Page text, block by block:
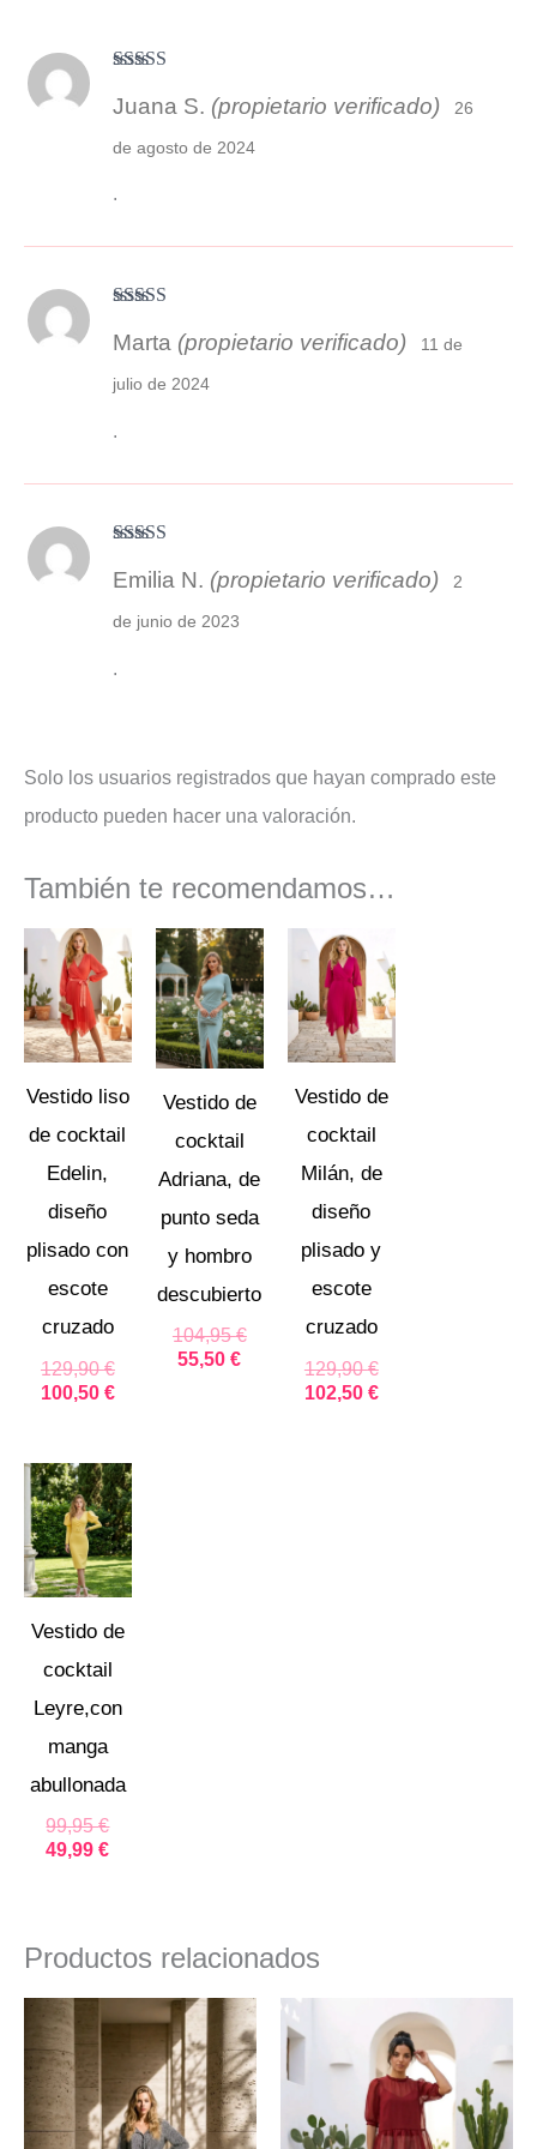
5 de 5
Juana S. (propietario verificado) 26
de agosto de 2024
.
con3
Marta (propietario verificado) 11 de
julio de 2024
.
5de 5
Emilia N. (propietario verificado) 2
de junio de 2023
.
Solo los usuarios registrados que hayan comprado este
producto pueden hacer una valoración.
También te recomendamos…
Vestido liso
de cocktail
Edelin,
diseño
plisado con
escote
cruzado
129,90€
El
precio
original
era:
129,90 €.
100,50 €
El
precio
actual
es:
100,50 €.
Vestido de
cocktail
Adriana, de
punto seda
y hombro
descubierto
104,95€
El
precio
original
era:
104,95 €.
55,50€
El
precio
actual
es:
55,50 €.
Vestido de
cocktail
Milán, de
diseño
plisado y
escote
cruzado
129,90€
precio
original
era:
129,90 €.
102,50 €
precio
actual
es:
102,50 €.
Vestido de
cocktail
Leyre,con
manga
abullonada
99,95€
El
precio
original
era:
99,95 €.
49,99€
El
precio
actual
es:
49,99 €.
Productos relacionados
El
precio
original
era:
32,95 €.
precio
actual
es:
20,95 €.
El
precio
original
era:
29,99 €.
actual
es:
21,50 €.